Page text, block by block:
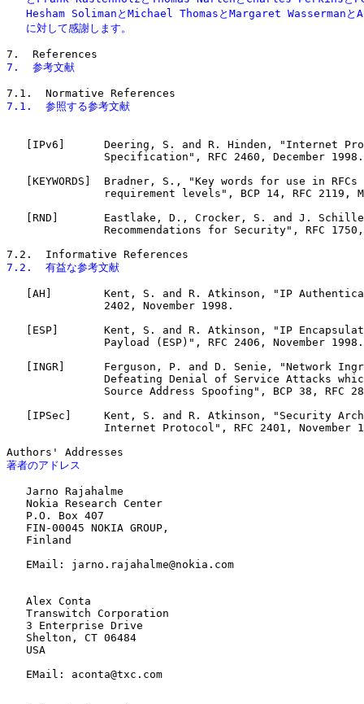
Hesham SolimanとMichael ThomasとMargaret Wassermanと
   に対して感謝します。
7.  参考文献
[IPv6]      Deering, S. and R. Hinden, "Internet
               Specification", RFC 2460, December 1998.
[KEYWORDS]  Bradner, S., "Key words for use in RFCs
requirement levels", BCP 14, RFC 2119,
[RND]       Eastlake, D., Crocker, S. and J.
Recommendations for Security", RFC
7.2.  有益な参考文献
[AH]        Kent, S. and R. Atkinson, "IP
               2402, November 1998.
[ESP]       Kent, S. and R. Atkinson, "IP
               Payload (ESP)", RFC 2406, November 1998.
[INGR]      Ferguson, P. and D. Senie, "Network
Defeating Denial of Service Attacks
Source Address Spoofing", BCP 38, RFC
[IPSec]     Kent, S. and R. Atkinson, "Security
Internet Protocol", RFC 2401, November
著者のアドレス
   Jarno Rajahalme
   Nokia Research Center
   P.O. Box 407
   FIN-00045 NOKIA GROUP,
   Finland
   EMail: jarno.rajahalme@nokia.com
   Alex Conta
   Transwitch Corporation
   3 Enterprise Drive
   Shelton, CT 06484
   USA
   EMail: aconta@txc.com